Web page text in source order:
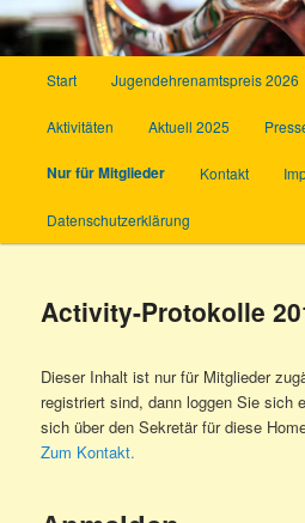
Start Jugendehrenamtspreis 2026
Aktivitäten Aktuell 2025
Nur für Mitglieder Kontakt
Datenschutzerklärung
Activity-Protokolle
Dieser Inhalt ist nur für Mitglieder
registriert sind, dann loggen Sie sich
sich über den Sekretär für diese
Zum Kontakt.